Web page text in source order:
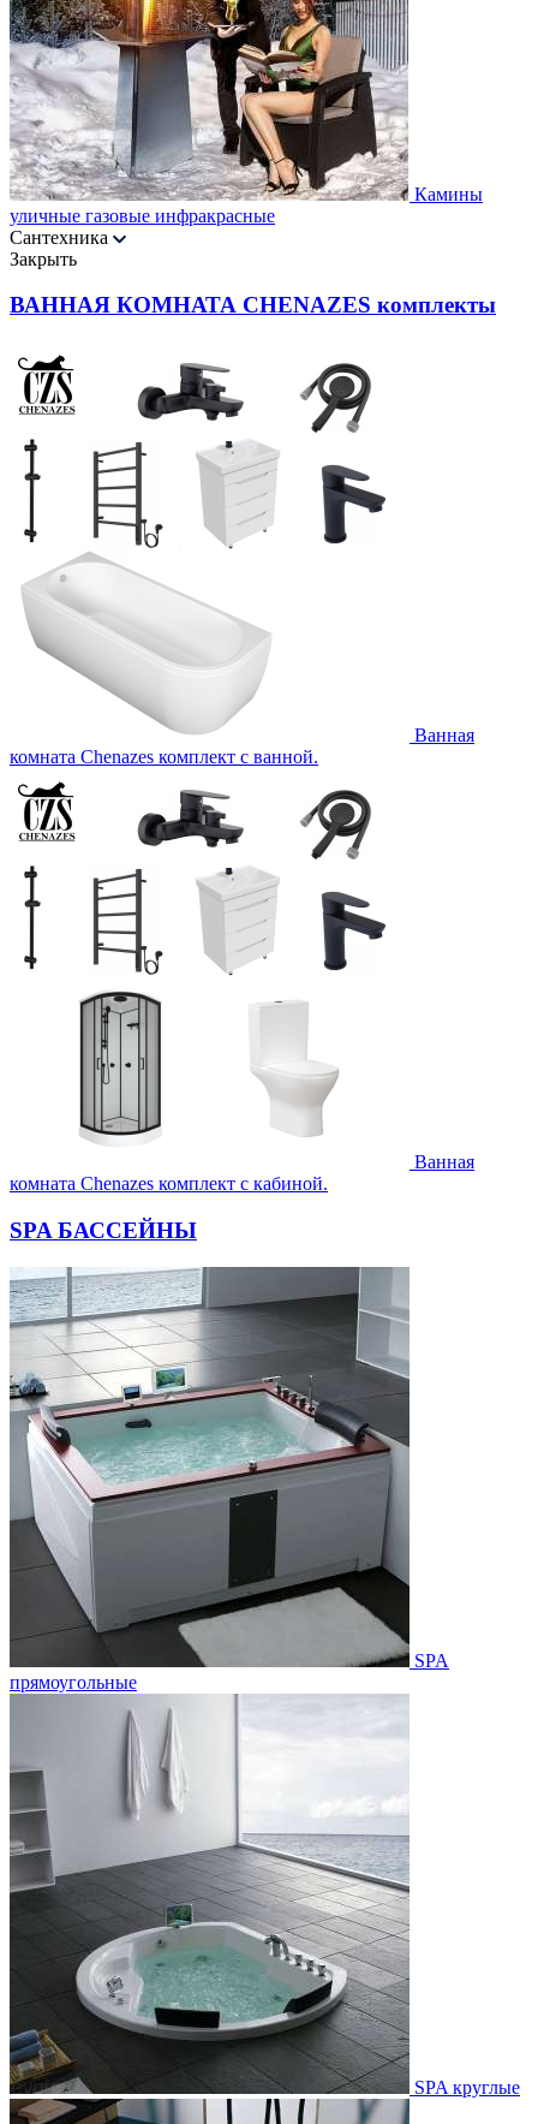
Камины
уличные газовые инфракрасные
Сантехника
Закрыть
ВАННАЯ КОМНАТА CHENAZES комплекты
Ванная
комната Chenazes комплект с ванной.
Ванная
комната Chenazes комплект с кабиной.
SPA БАССЕЙНЫ
SPA
прямоугольные
SPA круглые